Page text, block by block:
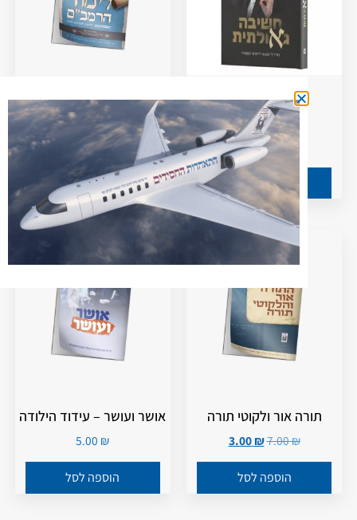
חשיבה גאולתית
₪
88.00
₪
80.00
הוספה לסל
רמב"ם – ללמוד, להעמיק,
להבין
₪
5.00
₪
3.00
הוספה לסל
תורה אור ולקוטי תורה
₪
7.00
₪
3.00
הוספה לסל
אושר ועושר – עידוד הילודה
₪
הוספה לסל